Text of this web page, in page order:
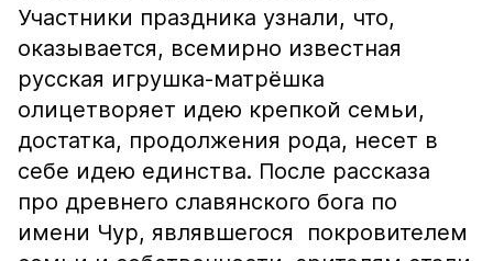
Участники праздника узнали, что,
оказывается, всемирно известная
русская игрушка-матрёшка
олицетворяет идею крепкой семьи,
достатка, продолжения рода, несет в
себе идею единства. После рассказа
про древнего славянского бога по
имени Чур, являвшегося покровителем